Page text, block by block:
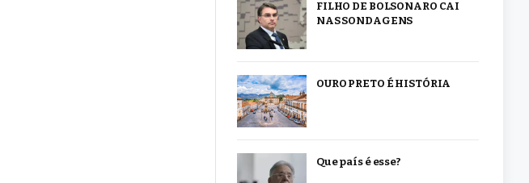
FILHO DE BOLSONARO CAI
NAS SONDAGENS
OURO PRETO É HISTÓRIA
Que país é esse?